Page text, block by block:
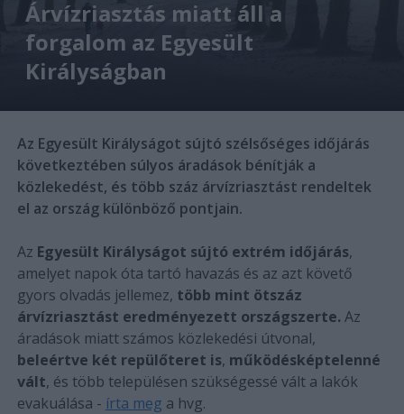
Árvízriasztás miatt áll a
forgalom az Egyesült
Királyságban
Az Egyesült Királyságot sújtó szélsőséges időjárás
következtében súlyos áradások bénítják a
közlekedést, és több száz árvízriasztást rendeltek
el az ország különböző pontjain.
Az Egyesült Királyságot sújtó extrém időjárás,
amelyet napok óta tartó havazás és az azt követő
gyors olvadás jellemez, több mint ötszáz
árvízriasztást eredményezett országszerte. Az
áradások miatt számos közlekedési útvonal,
beleértve két repülőteret is, működésképtelenné
vált, és több településen szükségessé vált a lakók
evakuálása - írta meg a hvg.